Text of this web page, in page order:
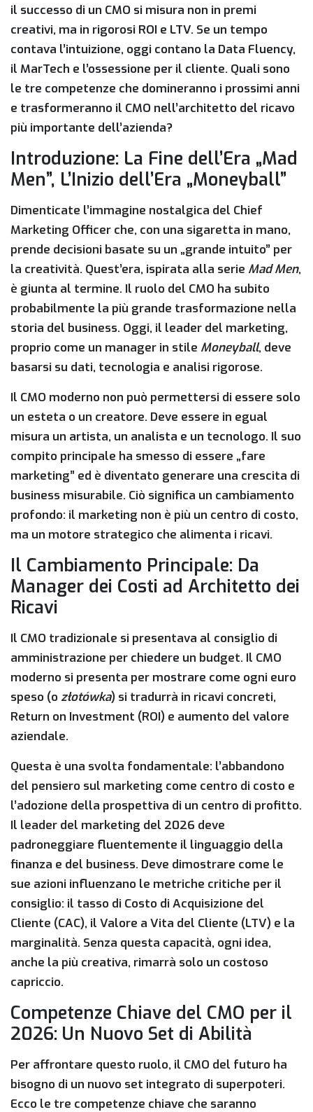
il successo di un CMO si misura non in premi
creativi, ma in rigorosi ROI e LTV. Se un tempo
contava l’intuizione, oggi contano la Data Fluency,
il MarTech e l’ossessione per il cliente. Quali sono
le tre competenze che domineranno i prossimi anni
e trasformeranno il CMO nell’architetto del ricavo
più importante dell’azienda?
Introduzione: La Fine dell’Era „Mad
Men”, L’Inizio dell’Era „Moneyball”
Dimenticate l’immagine nostalgica del Chief
Marketing Officer che, con una sigaretta in mano,
prende decisioni basate su un „grande intuito” per
la creatività. Quest’era, ispirata alla serie Mad Men,
è giunta al termine. Il ruolo del CMO ha subito
probabilmente la più grande trasformazione nella
storia del business. Oggi, il leader del marketing,
proprio come un manager in stile Moneyball, deve
basarsi su dati, tecnologia e analisi rigorose.
Il CMO moderno non può permettersi di essere solo
un esteta o un creatore. Deve essere in egual
misura un artista, un analista e un tecnologo. Il suo
compito principale ha smesso di essere „fare
marketing” ed è diventato generare una crescita di
business misurabile. Ciò significa un cambiamento
profondo: il marketing non è più un centro di costo,
ma un motore strategico che alimenta i ricavi.
Il Cambiamento Principale: Da
Manager dei Costi ad Architetto dei
Ricavi
Il CMO tradizionale si presentava al consiglio di
amministrazione per chiedere un budget. Il CMO
moderno si presenta per mostrare come ogni euro
speso (o złotówka) si tradurrà in ricavi concreti,
Return on Investment (ROI) e aumento del valore
aziendale.
Questa è una svolta fondamentale: l’abbandono
del pensiero sul marketing come centro di costo e
l’adozione della prospettiva di un centro di profitto.
Il leader del marketing del 2026 deve
padroneggiare fluentemente il linguaggio della
finanza e del business. Deve dimostrare come le
sue azioni influenzano le metriche critiche per il
consiglio: il tasso di Costo di Acquisizione del
Cliente (CAC), il Valore a Vita del Cliente (LTV) e la
marginalità. Senza questa capacità, ogni idea,
anche la più creativa, rimarrà solo un costoso
capriccio.
Competenze Chiave del CMO per il
2026: Un Nuovo Set di Abilità
Per affrontare questo ruolo, il CMO del futuro ha
bisogno di un nuovo set integrato di superpoteri.
Ecco le tre competenze chiave che saranno